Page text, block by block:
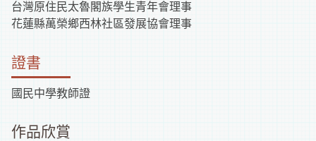
台灣原住民太魯閣族學生青年會理事
花蓮縣萬榮鄉西林社區發展協會理事
證書
國民中學教師證
作品欣賞